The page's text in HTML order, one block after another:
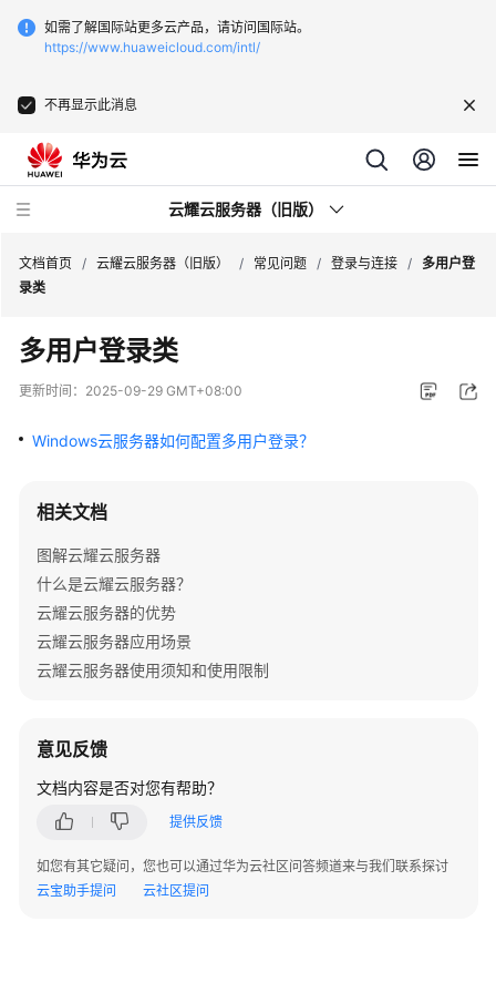
如需了解国际站更多云产品，请访问国际站。
https://www.huaweicloud.com/intl/
不再显示此消息
云耀云服务器（旧版）
品
介
入
用
户
指
南
实
践
问
题
文档首页 / 云耀云服务器（旧版） / 常见问题 / 登录与连接 /
多用户登
录类
多用户登录类
更新时间： 2025-09-29 GMT+08:00
Windows云服务器如何配置多用户登录？
相关文档
图解云耀云服务器
什么是云耀云服务器？
云耀云服务器的优势
云耀云服务器应用场景
云耀云服务器使用须知和使用限制
意见反馈
文档内容是否对您有帮助？
提供反馈
如您有其它疑问，您也可以通过华为云社区问答频道来与我们联系探讨
云宝助手提问
云社区提问